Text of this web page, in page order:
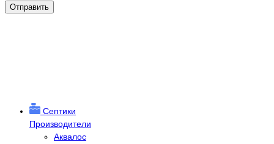
Отправить
Септики
Производители
Аквалос